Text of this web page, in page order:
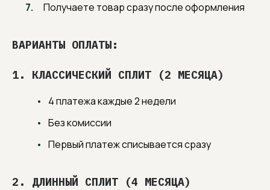
Получаете товар сразу после оформления
ВАРИАНТЫ ОПЛАТЫ:
1. КЛАССИЧЕСКИЙ СПЛИТ (2 МЕСЯЦА)
4 платежа каждые 2 недели
Без комиссии
Первый платеж списывается сразу
2. ДЛИННЫЙ СПЛИТ (4 МЕСЯЦА)